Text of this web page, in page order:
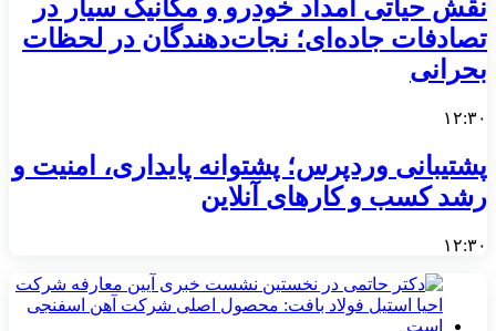
نقش حیاتی امداد خودرو و مکانیک سیار در
تصادفات جاده‌ای؛ نجات‌دهندگان در لحظات
بحرانی
۱۲:۳۰
پشتیبانی وردپرس؛ پشتوانه پایداری، امنیت و
رشد کسب‌ و کارهای آنلاین
۱۲:۳۰